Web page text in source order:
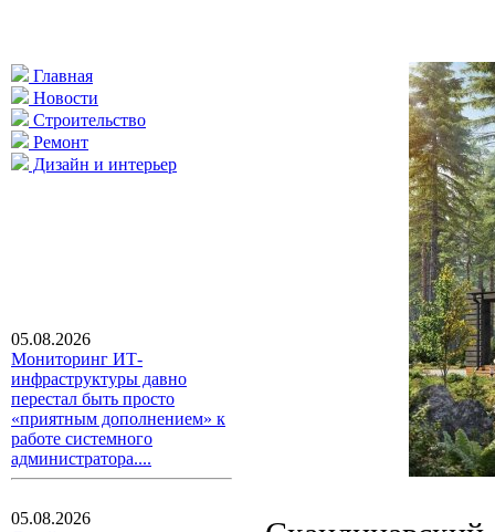
Главная
Новости
Строительство
Ремонт
Дизайн и интерьер
05.08.2026
Мониторинг ИТ-
инфраструктуры давно
перестал быть просто
«приятным дополнением» к
работе системного
администратора....
05.08.2026